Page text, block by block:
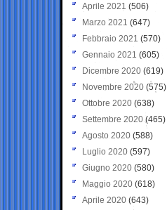
Aprile 2021 (506)
Marzo 2021 (647)
Febbraio 2021 (570)
Gennaio 2021 (605)
Dicembre 2020 (619)
Novembre 2020 (575)
Ottobre 2020 (638)
Settembre 2020(465)
Agosto 2020 (588)
Luglio 2020 (597)
Giugno 2020 (580)
Maggio 2020 (618)
Aprile 2020 (643)